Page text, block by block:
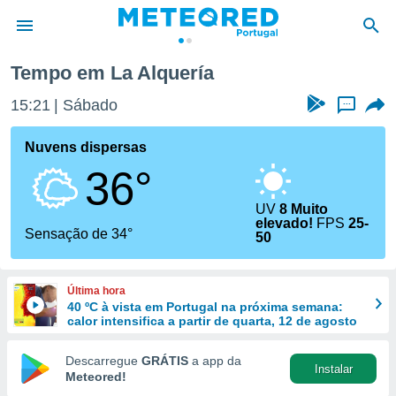
da
foi
fornecidas
a este
das
e
forma
digital
Tempo em La Alquería
15:21 Sábado ...
Nuvens dispersas
36°
Sensação de 34°
UV8 Muito
elevado! FPS25-
50
Última hora
40 ºC à vista em Portugal na próxima semana:
calor intensifica a partir de quarta, 12 de agosto
Descarregue GRÁTIS a app da
Meteored!
Instalar